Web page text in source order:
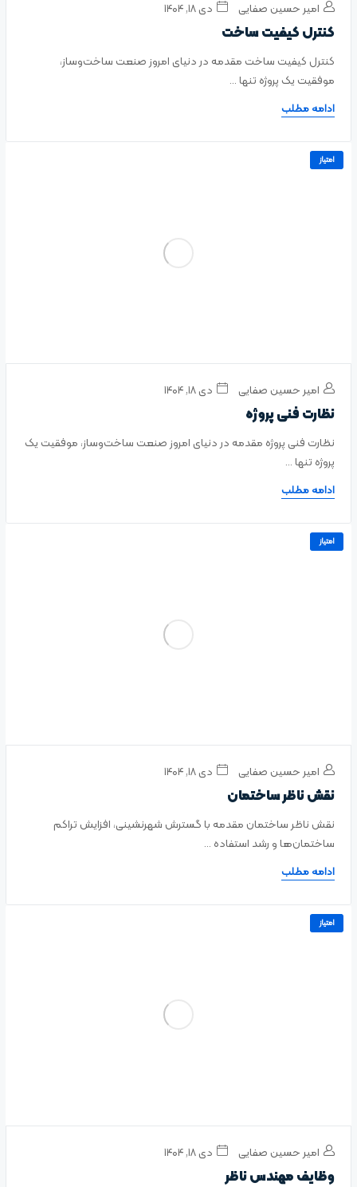
امیر حسین صفایی دی ۱۸, ۱۴۰۴
کنترل کیفیت ساخت
کنترل کیفیت ساخت مقدمه در دنیای امروز صنعت ساخت‌وساز،
موفقیت یک پروژه تنها ...
ادامه مطلب
امتیاز
امیر حسین صفایی دی ۱۸, ۱۴۰۴
نظارت فنی پروژه
نظارت فنی پروژه مقدمه در دنیای امروز صنعت ساخت‌وساز، موفقیت یک
پروژه تنها ...
ادامه مطلب
امتیاز
امیر حسین صفایی دی ۱۸, ۱۴۰۴
نقش ناظر ساختمان
نقش ناظر ساختمان مقدمه با گسترش شهرنشینی، افزایش تراکم
ساختمان‌ها و رشد استفاده ...
ادامه مطلب
امتیاز
امیر حسین صفایی دی ۱۸, ۱۴۰۴
وظایف مهندس ناظر